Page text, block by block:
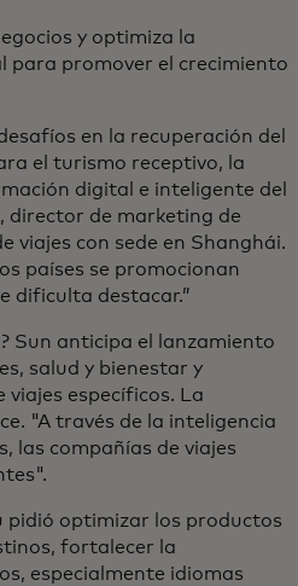
y optimiza la
para promover el crecimiento
en la recuperación del
el turismo receptivo, la
digital e inteligente del
director de marketing de
viajes con sede en Shanghái.
países se promocionan
dificulta destacar.”
Sun anticipa el lanzamiento
salud y bienestar y
específicos. La
"A través de la inteligencia
las compañías de viajes
pidió optimizar los productos
fortalecer la
especialmente idiomas